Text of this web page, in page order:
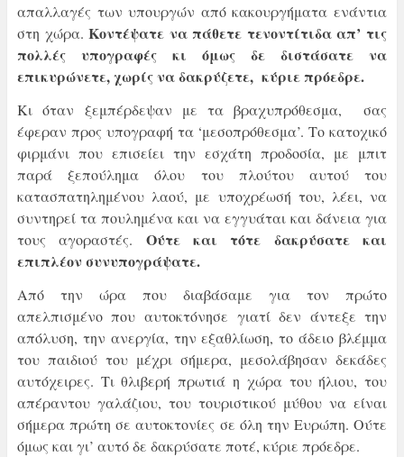
απαλλαγές των υπουργών από κακουργήματα ενάντια
στη χώρα.Κοντέψατε να πάθετε τενοντίτιδα απ’ τις
πολλές υπογραφές κι όμως δε διστάσατε να
επικυρώνετε, χωρίς να δακρύζετε, κύριε πρόεδρε.
Κι όταν ξεμπέρδεψαν με τα βραχυπρόθεσμα, σας
έφεραν προς υπογραφή τα ‘μεσοπρόθεσμα’. Το κατοχικό
φιρμάνι που επισείει την εσχάτη προδοσία, με μπιτ
παρά ξεπούλημα όλου του πλούτου αυτού του
κατασπατηλημένου λαού, με υποχρέωσή του, λέει, να
συντηρεί τα πουλημένα και να εγγυάται και δάνεια για
τους αγοραστές. Ούτε και τότε δακρύσατε και
επιπλέον συνυπογράψατε.
Από την ώρα που διαβάσαμε για τον πρώτο
απελπισμένο που αυτοκτόνησε γιατί δεν άντεξε την
απόλυση, την ανεργία, την εξαθλίωση, το άδειο βλέμμα
του παιδιού του μέχρι σήμερα, μεσολάβησαν δεκάδες
αυτόχειρες. Τι θλιβερή πρωτιά η χώρα του ήλιου, του
απέραντου γαλάζιου, του τουριστικού μύθου να είναι
σήμερα πρώτη σε αυτοκτονίες σε όλη την Ευρώπη. Ούτε
όμως και γι’ αυτό δε δακρύσατε ποτέ, κύριε πρόεδρε.